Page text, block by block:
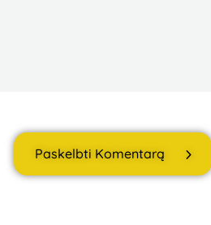
Paskelbti Komentarą